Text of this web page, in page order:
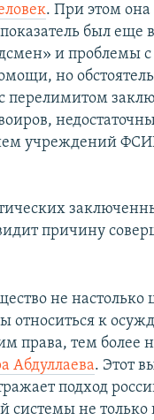
. При этом она
показатель был
и проблемы
но
с перелимитом
учреждений
причину
не настолько
относиться к
права, тем более
Абдуллаева. Этот
подход
системы не